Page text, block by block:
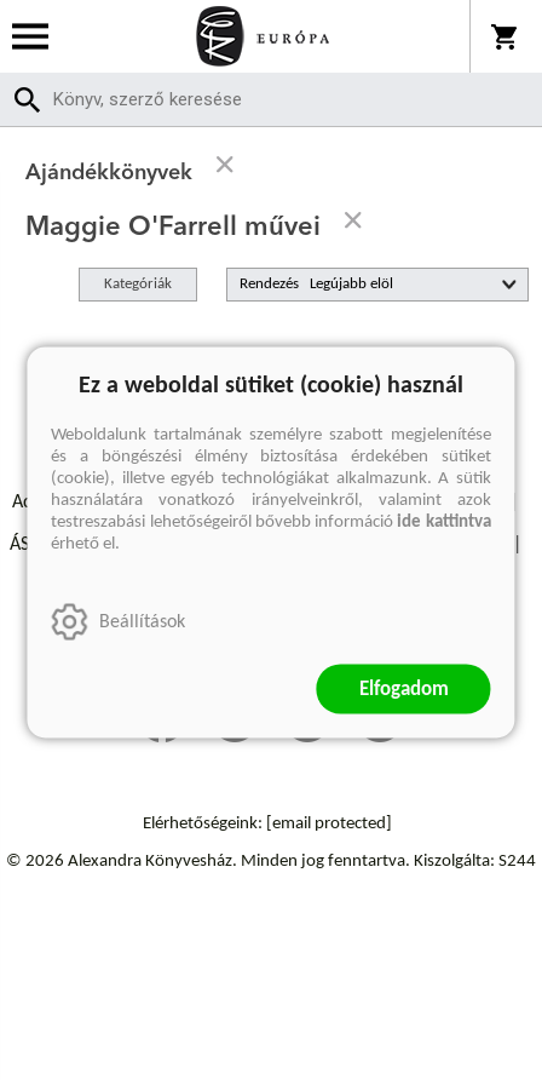
Ajándékkönyvek
Maggie O'Farrell művei
Kategóriák Rendezés
A keresett kifejezésre nincs találat
Adatvédelmi szabályzatok Elállási felmondási nyilatkozat
ÁSZF - Vásárlási feltételek
Elérhetőségeink: [email protected]
© 2026 Alexandra Könyvesház. Minden jog fenntartva. Kiszolgálta: S244
Ez a weboldal sütiket (cookie) használ
Weboldalunk tartalmának személyre szabott megjelenítése
és a böngészési élmény biztosítása érdekében sütiket
(cookie), illetve egyéb technológiákat alkalmazunk. A sütik
használatára vonatkozó irányelveinkről, valamint azok
testreszabási lehetőségeiről bővebb információide kattintva
érhető el.
Beállítások
Elfogadom